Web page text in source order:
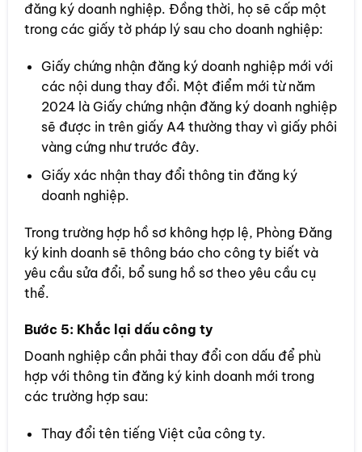
đăng ký doanh nghiệp. Đồng thời, họ sẽ cấp một
trong các giấy tờ pháp lý sau cho doanh nghiệp:
Giấy chứng nhận đăng ký doanh nghiệp mới với
các nội dung thay đổi. Một điểm mới từ năm
2024 là Giấy chứng nhận đăng ký doanh nghiệp
sẽ được in trên giấy A4 thường thay vì giấy phôi
vàng cứng như trước đây.
Giấy xác nhận thay đổi thông tin đăng ký
doanh nghiệp.
Trong trường hợp hồ sơ không hợp lệ, Phòng Đăng
ký kinh doanh sẽ thông báo cho công ty biết và
yêu cầu sửa đổi, bổ sung hồ sơ theo yêu cầu cụ
thể.
Bước 5: Khắc lại dấu công ty
Doanh nghiệp cần phải thay đổi con dấu để phù
hợp với thông tin đăng ký kinh doanh mới trong
các trường hợp sau:
Thay đổi tên tiếng Việt của công ty.